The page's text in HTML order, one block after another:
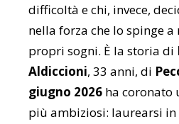
difficoltà e chi, invece,
nella forza che lo spinge
propri sogni. È la storia di
Aldiccioni, 33 anni, di
giugno 2026 ha coronato
più ambiziosi: laurearsi in